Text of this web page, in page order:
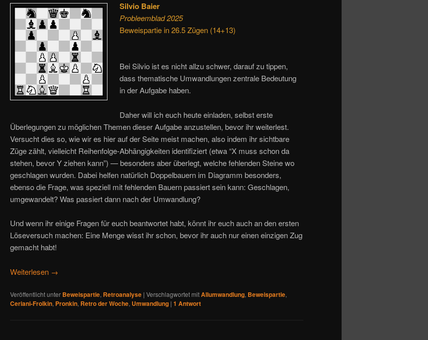
Silvio Baier
Probleemblad 2025
Beweispartie in 26.5 Zügen (14+13)
Bei Silvio ist es nicht allzu schwer, darauf zu tippen,
dass thematische Umwandlungen zentrale Bedeutung
in der Aufgabe haben.
Daher will ich euch heute einladen, selbst erste
Überlegungen zu möglichen Themen dieser Aufgabe anzustellen, bevor ihr weiterlest.
Versucht dies so, wie wir es hier auf der Seite meist machen, also indem ihr sichtbare
Züge zählt, vielleicht Reihenfolge-Abhängigkeiten identifiziert (etwa “X muss schon da
stehen, bevor Y ziehen kann”) — besonders aber überlegt, welche fehlenden Steine wo
geschlagen wurden. Dabei helfen natürlich Doppelbauern im Diagramm besonders,
ebenso die Frage, was speziell mit fehlenden Bauern passiert sein kann: Geschlagen,
umgewandelt? Was passiert dann nach der Umwandlung?
Und wenn ihr einige Fragen für euch beantwortet habt, könnt ihr euch auch an den ersten
Löseversuch machen: Eine Menge wisst ihr schon, bevor ihr auch nur einen einzigen Zug
gemacht habt!
Weiterlesen →
Veröffentlicht unter Beweispartie, Retroanalyse | Verschlagwortet mitAllumwandlung, Beweispartie,
Ceriani-Frolkin, Pronkin, Retro der Woche, Umwandlung | 1 Antwort